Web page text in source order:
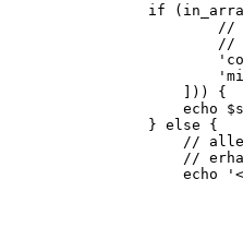
if
                    ])) {
echo
                } else {
//
//
echo